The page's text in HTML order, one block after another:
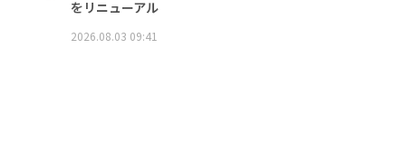
をリニューアル
2026.08.03 09:41